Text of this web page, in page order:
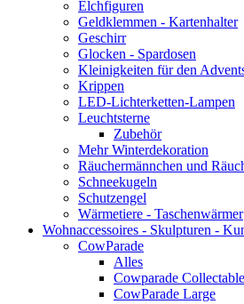
Elchfiguren
Geldklemmen - Kartenhalter
Geschirr
Glocken - Spardosen
Kleinigkeiten für den
Krippen
LED-Lichterketten-Lampen
Leuchtsterne
Zubehör
Mehr Winterdekoration
Räuchermännchen und
Schneekugeln
Schutzengel
Wärmetiere - Taschenwärmer
Wohnaccessoires - Skulpturen -
CowParade
Alles
Cowparade
CowParade Large